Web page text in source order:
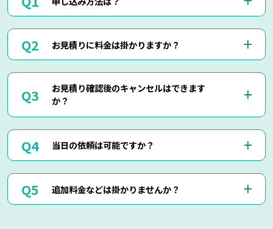
くださいませ。
お電話・メール・LINEにてご予約が可能です。
ご相談の際にご依頼作業の詳細や回収物の詳細など、ご説明
して頂けましたら簡易お見積りも可能でございます。
お客様に分かりやすくご説明させて頂きますのでご安心くだ
お見積りに料金は掛かりますか？
りますのでご安心してご相談くださいませ。
現地にて現物を確認しないと正確なお見積りを出せない場合
もございますので、お電話・メール・LINEでのお見積り
は、簡易お見積りを出させて頂きます。
正確なお見積りをご希望の場合は『出張お見積り』をご希望
頂ければ、無料にてご対応させて頂きます。
お見積り確認後のキャンセルはできます
か？
出張費などはもちろん掛かりませんのでご安心ください。
当社ではお見積り金額に納得されていないお客様に対して無
断で作業は行いません。
ただし悪質なキャンセルに関しましてはキャンセル料を頂く
場合もございます。
当日の依頼は可能ですか？
東京・神奈川・千葉・埼玉の対応エリア内でしたら、最短25
分で現地に到着させて頂きます。
追加料金などは掛かりませんか？